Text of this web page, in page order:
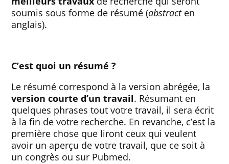
soumis sous forme de résumé (abstracten
anglais).
C’est quoi un résumé ?
Le résumé correspond à la version abrégée, la
version courte d’un travail. Résumant en
quelques phrases tout votre travail, il sera écrit
à la fin de votre recherche. En revanche, c’est la
première chose que liront ceux qui veulent
avoir un aperçu de votre travail, que ce soit à
un congrès ou sur Pubmed.